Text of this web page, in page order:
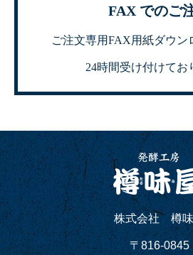
FAX でのご
ご注文専用FAX用紙ダウン
24時間受け付けてお
株式会社 樽
〒816-0845